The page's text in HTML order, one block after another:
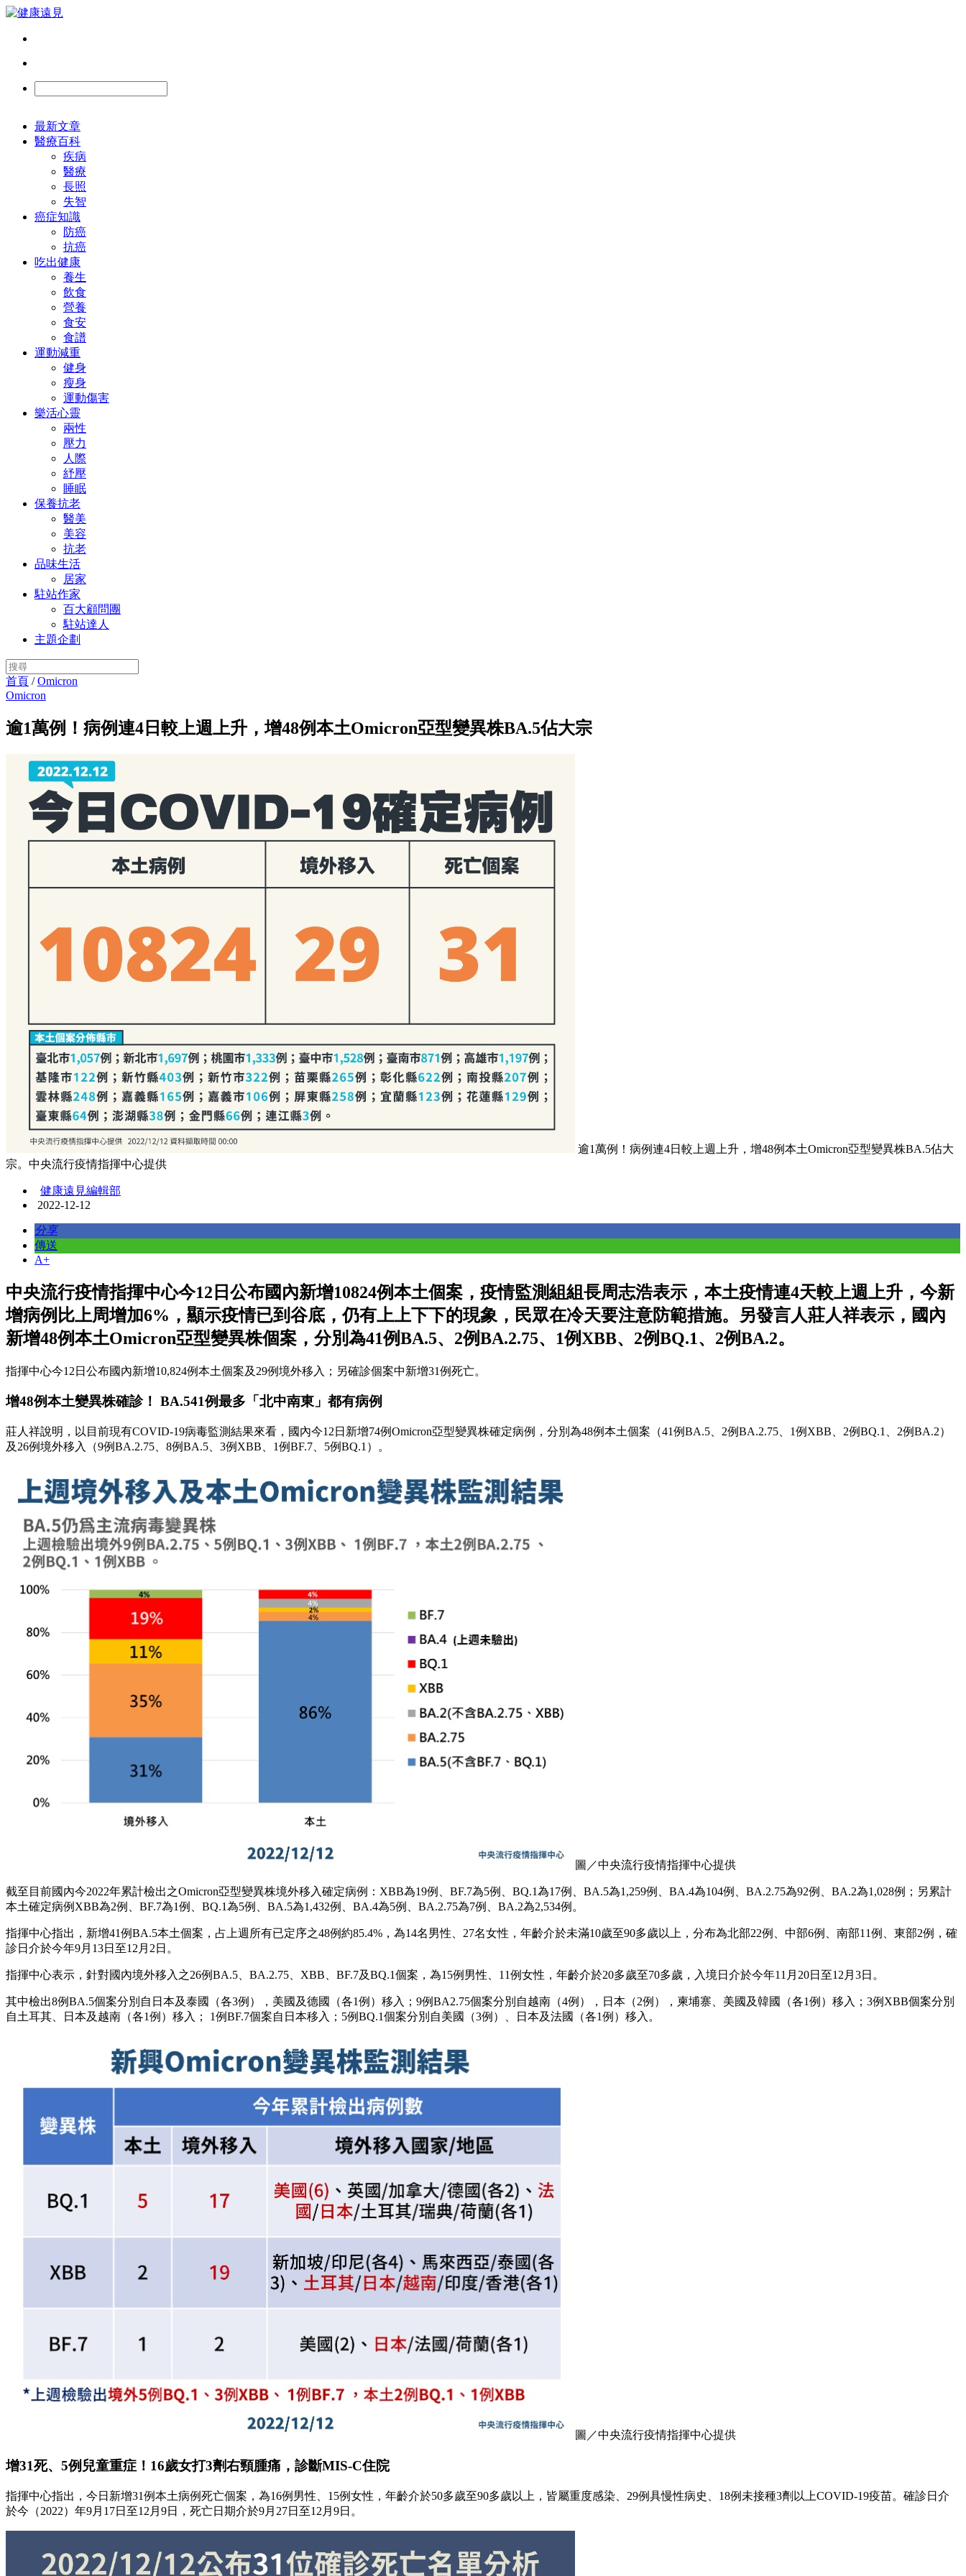
最新文章
醫療百科
疾病
醫療
長照
失智
癌症知識
防癌
抗癌
吃出健康
養生
飲食
營養
食安
食譜
運動減重
健身
瘦身
運動傷害
樂活心靈
兩性
壓力
人際
紓壓
睡眠
保養抗老
醫美
美容
抗老
品味生活
居家
駐站作家
百大顧問團
駐站達人
主題企劃
首頁 /Omicron
Omicron
逾1萬例！病例連4日較上週上升，增48例本土Omicron亞型變異株BA.5佔大宗
逾1萬例！病例連4日較上週上升，增48例本土Omicron亞型變異株BA.5佔大
宗。中央流行疫情指揮中心提供
健康遠見編輯部
2022-12-12
分享
傳送
A+
中央流行疫情指揮中心今12日公布國內新增10824例本土個案，疫情監測組組長周志浩表示，本土疫情連4天較上週上升，今新
增病例比上周增加6%，顯示疫情已到谷底，仍有上上下下的現象，民眾在冷天要注意防範措施。另發言人莊人祥表示，國內
新增48例本土Omicron亞型變異株個案，分別為41例BA.5、2例BA.2.75、1例XBB、2例BQ.1、2例BA.2。
指揮中心今12日公布國內新增10,824例本土個案及29例境外移入；另確診個案中新增31例死亡。
增48例本土變異株確診！ BA.541例最多「北中南東」都有病例
莊人祥說明，以目前現有COVID-19病毒監測結果來看，國內今12日新增74例Omicron亞型變異株確定病例，分別為48例本土個案（41例BA.5、2例BA.2.75、1例XBB、2例BQ.1、2例BA.2）
及26例境外移入（9例BA.2.75、8例BA.5、3例XBB、1例BF.7、5例BQ.1）。
圖／中央流行疫情指揮中心提供
截至目前國內今2022年累計檢出之Omicron亞型變異株境外移入確定病例：XBB為19例、BF.7為5例、BQ.1為17例、BA.5為1,259例、BA.4為104例、BA.2.75為92例、BA.2為1,028例；另累計
本土確定病例XBB為2例、BF.7為1例、BQ.1為5例、BA.5為1,432例、BA.4為5例、BA.2.75為7例、BA.2為2,534例。
指揮中心指出，新增41例BA.5本土個案，占上週所有已定序之48例約85.4%，為14名男性、27名女性，年齡介於未滿10歲至90多歲以上，分布為北部22例、中部6例、南部11例、東部2例，確
診日介於今年9月13日至12月2日。
指揮中心表示，針對國內境外移入之26例BA.5、BA.2.75、XBB、BF.7及BQ.1個案，為15例男性、11例女性，年齡介於20多歲至70多歲，入境日介於今年11月20日至12月3日。
其中檢出8例BA.5個案分別自日本及泰國（各3例），美國及德國（各1例）移入；9例BA2.75個案分別自越南（4例），日本（2例），柬埔寨、美國及韓國（各1例）移入；3例XBB個案分別
自土耳其、日本及越南（各1例）移入； 1例BF.7個案自日本移入；5例BQ.1個案分別自美國（3例）、日本及法國（各1例）移入。
圖／中央流行疫情指揮中心提供
增31死、5例兒童重症！16歲女打3劑右頸腫痛，診斷MIS-C住院
指揮中心指出，今日新增31例本土病例死亡個案，為16例男性、15例女性，年齡介於50多歲至90多歲以上，皆屬重度感染、29例具慢性病史、18例未接種3劑以上COVID-19疫苗。確診日介
於今（2022）年9月17日至12月9日，死亡日期介於9月27日至12月9日。